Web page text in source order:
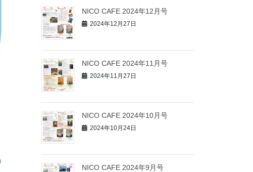
NICO CAFE 2024年12月号
2024年12月27日
NICO CAFE 2024年11月号
2024年11月27日
NICO CAFE 2024年10月号
2024年10月24日
NICO CAFE 2024年9月号